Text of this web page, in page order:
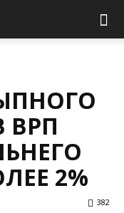
ВРП
2%
382